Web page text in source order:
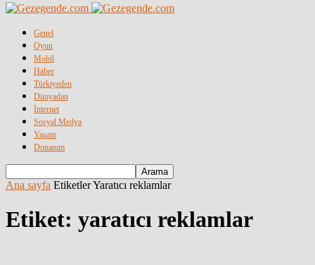
Genel
Oyun
Mobil
Haber
Türkiyeden
Dünyadan
İnternet
Sosyal Medya
Yaşam
Donanım
Ana sayfa EtiketlerYaratıcı reklamlar
Etiket: yaratıcı reklamlar